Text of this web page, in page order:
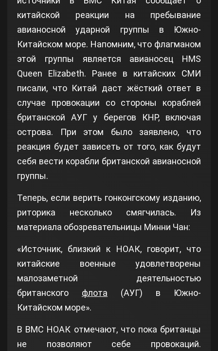
китайской реакции на пребывание
авианосной ударной группы в Южно-
Китайском море. Напомним, что флагманом
этой группы является авианосец HMS
Queen Elizabeth. Ранее в китайских СМИ
писали, что Китай даст жёсткий ответ в
случае провокации со стороны кораблей
британской АУГ у берегов КНР, включая
острова. При этом было заявлено, что
реакция будет зависеть от того, как будут
себя вести корабли британской авианосной
группы.
Теперь, если верить гонконгскому изданию,
риторика несколько смягчилась. Из
материала обозревательницы Минни Чан:
«Источник, близкий к НОАК, говорит, что
китайские военные удовлетворены
малозаметной деятельностью
британского флота (АУГ) в Южно-
Китайском море».
В ВМС НОАК отмечают, что пока британцы
не позволяют себе провокаций.